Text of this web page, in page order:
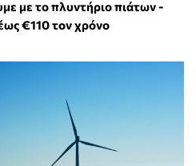
με το πλυντήριο πιάτων -
€110 τον χρόνο